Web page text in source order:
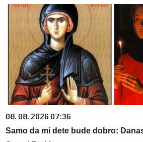
08. 08. 2026 07:36
Samo da mi dete bude dobro: